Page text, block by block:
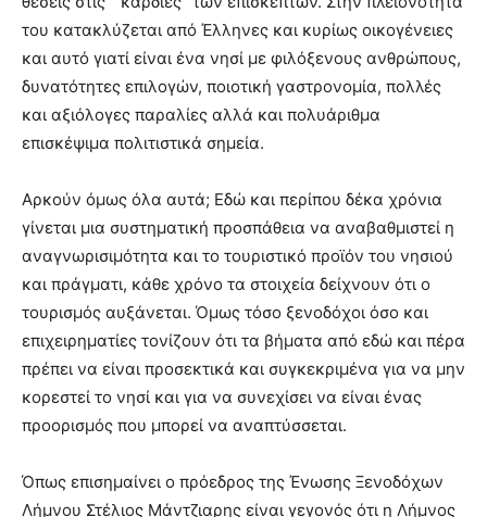
του κατακλύζεται από Έλληνες και κυρίως οικογένειες
και αυτό γιατί είναι ένα νησί με φιλόξενους ανθρώπους,
δυνατότητες επιλογών, ποιοτική γαστρονομία, πολλές
και αξιόλογες παραλίες αλλά και πολυάριθμα
επισκέψιμα πολιτιστικά σημεία.
Αρκούν όμως όλα αυτά; Εδώ και περίπου δέκα χρόνια
γίνεται μια συστηματική προσπάθεια να αναβαθμιστεί η
αναγνωρισιμότητα και το τουριστικό προϊόν του νησιού
και πράγματι, κάθε χρόνο τα στοιχεία δείχνουν ότι ο
τουρισμός αυξάνεται. Όμως τόσο ξενοδόχοι όσο και
επιχειρηματίες τονίζουν ότι τα βήματα από εδώ και πέρα
πρέπει να είναι προσεκτικά και συγκεκριμένα για να μην
κορεστεί το νησί και για να συνεχίσει να είναι ένας
προορισμός που μπορεί να αναπτύσσεται.
Όπως επισημαίνει ο πρόεδρος της Ένωσης Ξενοδόχων
Λήμνου Στέλιος Μάντζιαρης είναι γεγονός ότι η Λήμνος